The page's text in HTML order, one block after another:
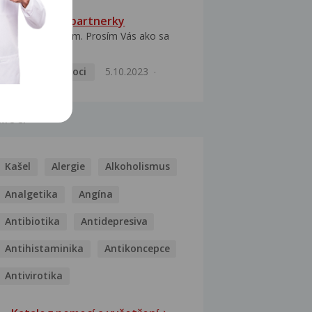
HPV typ 52 u partnerky
Dobrý deň prajem. Prosím Vás ako sa
Pohlavní nemoci
5.10.2023
Kašel Alergie Alkoholismus
Analgetika Angína
Antibiotika Antidepresiva
Antihistaminika Antikoncepce
Antivirotika